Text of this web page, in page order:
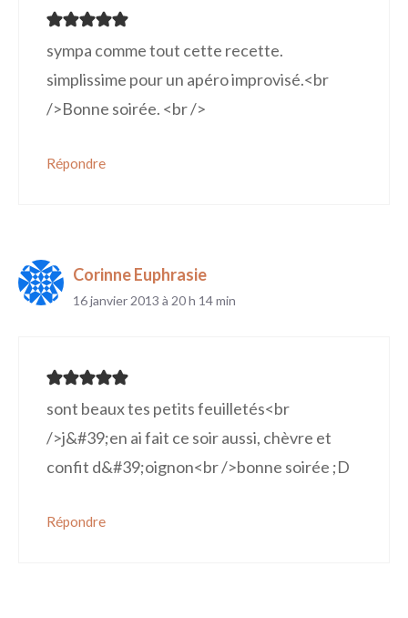
sympa comme tout cette recette.
simplissime pour un apéro improvisé.<br
/>Bonne soirée. <br />
Répondre
Corinne Euphrasie
16 janvier 2013 à 20 h 14 min
sont beaux tes petits feuilletés<br
/>j&#39;en ai fait ce soir aussi, chèvre et
confit d&#39;oignon<br />bonne soirée ;D
Répondre